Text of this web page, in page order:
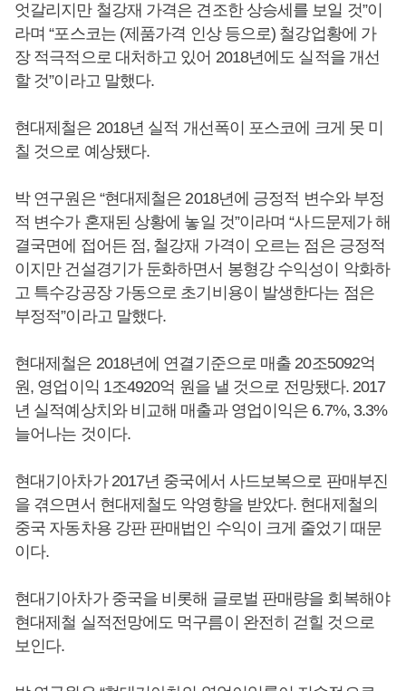
엇갈리지만 철강재 가격은 견조한 상승세를 보일 것”이
라며 “포스코는 (제품가격 인상 등으로) 철강업황에 가
장 적극적으로 대처하고 있어 2018년에도 실적을 개선
할 것”이라고 말했다.
현대제철은 2018년 실적 개선폭이 포스코에 크게 못 미
칠 것으로 예상됐다.
박 연구원은 “현대제철은 2018년에 긍정적 변수와 부정
적 변수가 혼재된 상황에 놓일 것”이라며 “사드문제가 해
결국면에 접어든 점, 철강재 가격이 오르는 점은 긍정적
이지만 건설경기가 둔화하면서 봉형강 수익성이 악화하
고 특수강공장 가동으로 초기비용이 발생한다는 점은
부정적”이라고 말했다.
현대제철은 2018년에 연결기준으로 매출 20조5092억
원, 영업이익 1조4920억 원을 낼 것으로 전망됐다. 2017
년 실적예상치와 비교해 매출과 영업이익은 6.7%, 3.3%
늘어나는 것이다.
현대기아차가 2017년 중국에서 사드보복으로 판매부진
을 겪으면서 현대제철도 악영향을 받았다. 현대제철의
중국 자동차용 강판 판매법인 수익이 크게 줄었기 때문
이다.
현대기아차가 중국을 비롯해 글로벌 판매량을 회복해야
현대제철 실적전망에도 먹구름이 완전히 걷힐 것으로
보인다.